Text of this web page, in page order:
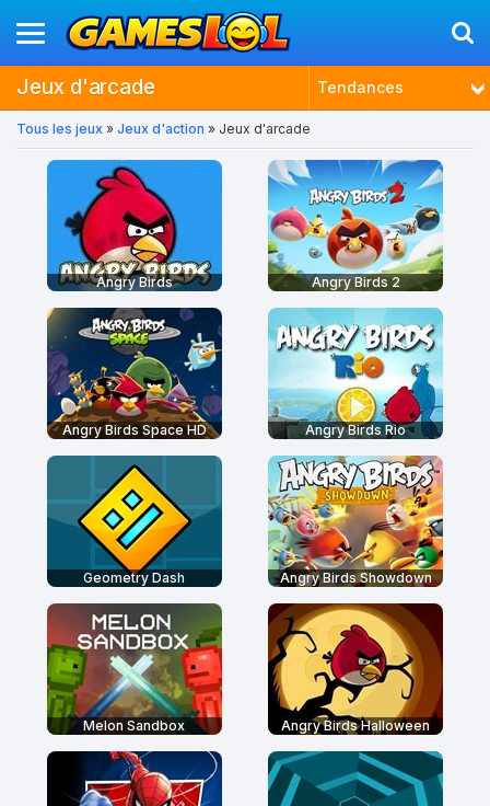
Jeux d'arcade Tendances
Plus joués
Mieux notés
Tous les jeux » Jeux d'action » Jeux d'arcade
Angry Birds Angry Birds 2
Angry Birds Space HD Angry Birds Rio
Geometry Dash Angry Birds Showdown
Melon Sandbox Angry Birds Halloween